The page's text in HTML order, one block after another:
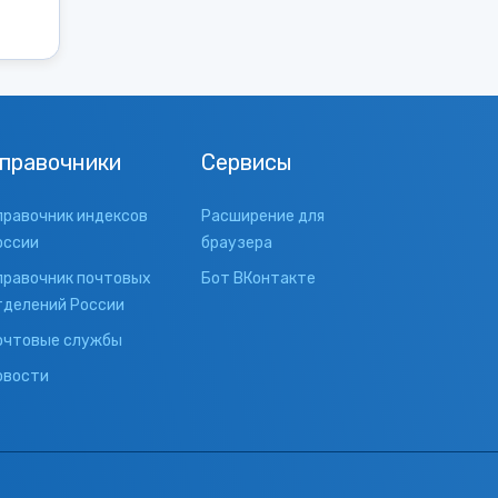
индексов
почтовых
России
службы
Сервисы
Расширение для
браузера
Бот ВКонтакте